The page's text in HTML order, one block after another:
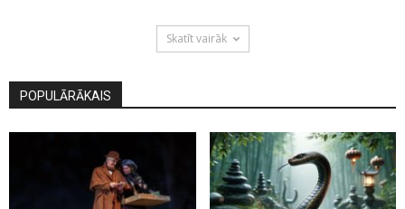
Skatīt vairāk
POPULĀRĀKAIS